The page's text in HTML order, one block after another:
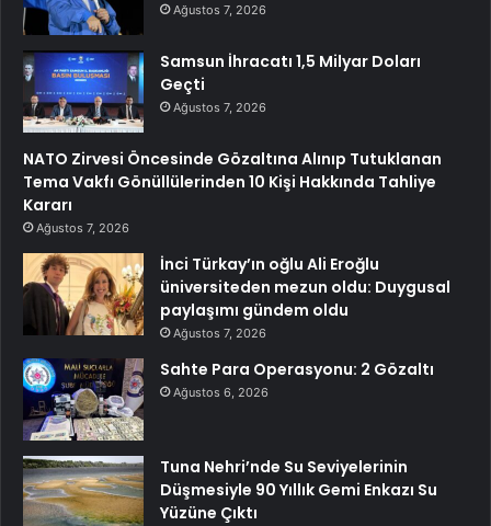
Ağustos 7, 2026
Samsun İhracatı 1,5 Milyar Doları
Geçti
Ağustos 7, 2026
NATO Zirvesi Öncesinde Gözaltına Alınıp Tutuklanan
Tema Vakfı Gönüllülerinden 10 Kişi Hakkında Tahliye
Kararı
Ağustos 7, 2026
İnci Türkay’ın oğlu Ali Eroğlu
üniversiteden mezun oldu: Duygusal
paylaşımı gündem oldu
Ağustos 7, 2026
Sahte Para Operasyonu: 2 Gözaltı
Ağustos 6, 2026
Tuna Nehri’nde Su Seviyelerinin
Düşmesiyle 90 Yıllık Gemi Enkazı Su
Yüzüne Çıktı